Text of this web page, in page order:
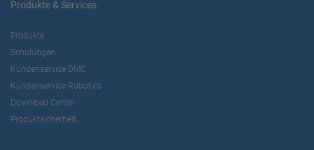
Produkte & Services
Produkte
Schulungen
Kundenservice DMC
Kundenservice Robotics
Download Center
Produktsicherheit